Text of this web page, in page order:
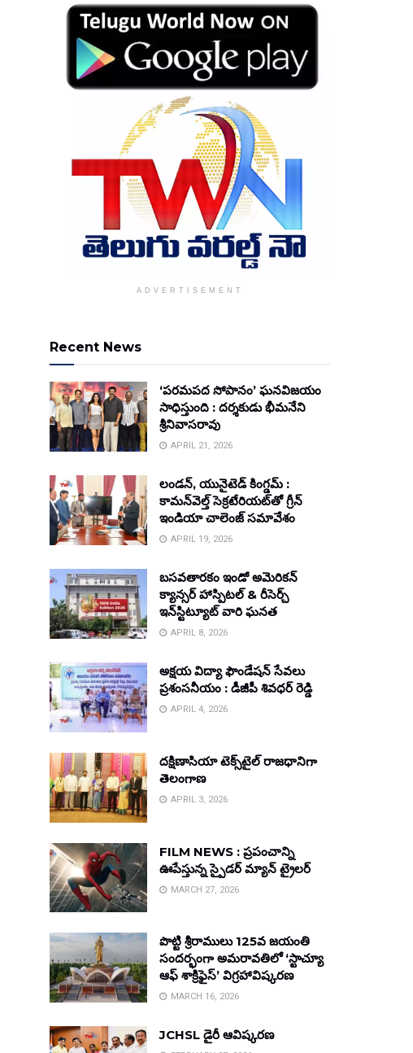
ADVERTISEMENT
Recent News
‘పరమపద సోపానం’ ఘనవిజయం
సాధిస్తుంది : దర్శకుడు భీమనేని
శ్రీనివాసరావు
APRIL 21, 2026
లండన్, యునైటెడ్ కింగ్డమ్ :
కామన్‌వెల్త్ సెక్రటేరియట్‌తో గ్రీన్
ఇండియా చాలెంజ్ సమావేశం
APRIL 19, 2026
బసవతారకం ఇండో అమెరికన్
క్యాన్సర్ హాస్పిటల్ & రీసెర్చ్
ఇన్‌స్టిట్యూట్ వారి ఘనత
APRIL 8, 2026
అక్షయ విద్యా ఫౌండేషన్ సేవలు
ప్రశంసనీయం : డీజీపీ శివధర్ రెడ్డి
APRIL 4, 2026
దక్షిణాసియా టెక్స్‌టైల్ రాజధానిగా
తెలంగాణ
APRIL 3, 2026
FILM NEWS : ప్రపంచాన్ని
ఊపేస్తున్న స్పైడర్ మ్యాన్ ట్రైలర్
MARCH 27, 2026
పొట్టి శ్రీరాములు 125వ జయంతి
సందర్భంగా అమరావతిలో ‘స్టాచ్యూ
ఆఫ్ శాక్రిఫైస్’ విగ్రహావిష్కరణ
MARCH 16, 2026
JCHSL డైరీ ఆవిష్కరణ